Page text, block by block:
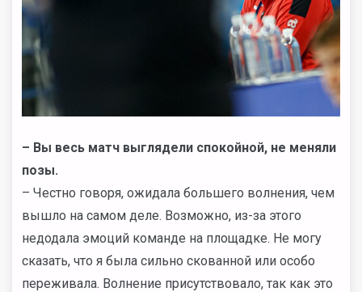
– Вы весь матч выглядели спокойной, не меняли
позы.
– Честно говоря, ожидала большего волнения, чем
вышло на самом деле. Возможно, из-за этого
недодала эмоций команде на площадке. Не могу
сказать, что я была сильно скованной или особо
переживала. Волнение присутствовало, так как это